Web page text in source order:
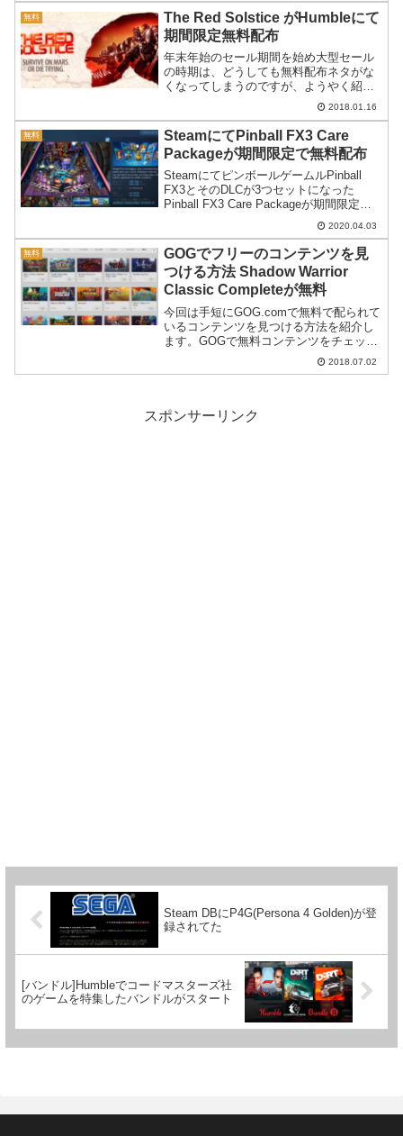
無料
The Red Solstice がHumbleにて
期間限定無料配布
年末年始のセール期間を始め大型セール
の時期は、どうしても無料配布ネタがな
くなってしまうのですが、ようやく紹介
できるものが来ました∩･∀･)The Red
Solsticeが無料配布見下ろし型のシュータ
ー系RPGThe Red Solstic...
2018.01.16
無料
SteamにてPinball FX3 Care
Packageが期間限定で無料配布
SteamにてピンボールゲームルPinball
FX3とそのDLCが3つセットになった
Pinball FX3 Care Packageが期間限定で
2020.04.03
無料
GOGでフリーのコンテンツを見
つける方法 Shadow Warrior
Classic Completeが無料
今回は手短にGOG.comで無料で配られて
いるコンテンツを見つける方法を紹介し
ます。GOGで無料コンテンツをチェック
まずGOG.comのトップページにアクセス
します。次にSTOREページを開きましょ
2018.07.02
スポンサーリンク
Steam DBにP4G(Persona 4 Golden)が登
録されてた
[バンドル]Humbleでコードマスターズ社
のゲームを特集したバンドルがスタート